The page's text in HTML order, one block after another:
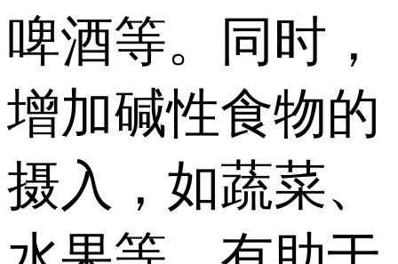
啤酒等。同时，
增加碱性食物的
摄入，如蔬菜、